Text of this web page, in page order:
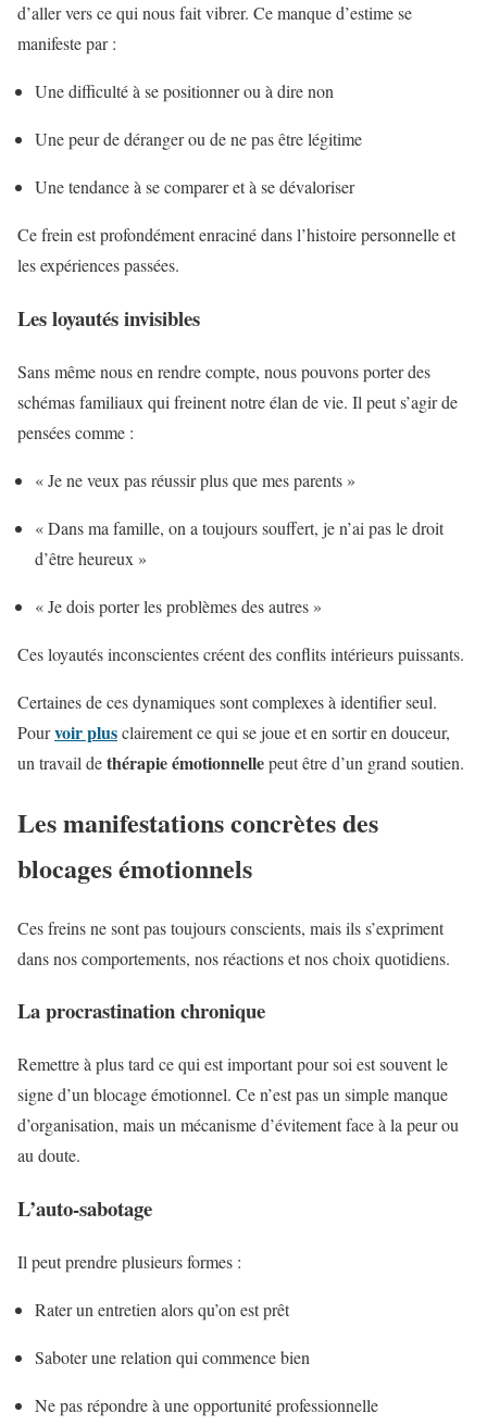
d’aller vers ce qui nous fait vibrer. Ce manque d’estime se
manifeste par :
Une difficulté à se positionner ou à dire non
Une peur de déranger ou de ne pas être légitime
Une tendance à se comparer et à se dévaloriser
Ce frein est profondément enraciné dans l’histoire personnelle et
les expériences passées.
Les loyautés invisibles
Sans même nous en rendre compte, nous pouvons porter des
schémas familiaux qui freinent notre élan de vie. Il peut s’agir de
pensées comme :
« Je ne veux pas réussir plus que mes parents »
« Dans ma famille, on a toujours souffert, je n’ai pas le droit
d’être heureux »
« Je dois porter les problèmes des autres »
Ces loyautés inconscientes créent des conflits intérieurs puissants.
Certaines de ces dynamiques sont complexes à identifier seul.
Pourvoir plusclairement ce qui se joue et en sortir en douceur,
un travail dethérapie émotionnellepeut être d’un grand soutien.
Les manifestations concrètes des
blocages émotionnels
Ces freins ne sont pas toujours conscients, mais ils s’expriment
dans nos comportements, nos réactions et nos choix quotidiens.
La procrastination chronique
Remettre à plus tard ce qui est important pour soi est souvent le
signe d’un blocage émotionnel. Ce n’est pas un simple manque
d’organisation, mais un mécanisme d’évitement face à la peur ou
au doute.
L’auto-sabotage
Il peut prendre plusieurs formes :
Rater un entretien alors qu’on est prêt
Saboter une relation qui commence bien
Ne pas répondre à une opportunité professionnelle